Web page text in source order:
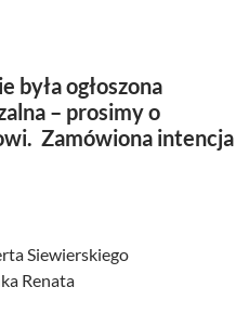
była ogłoszona
– prosimy o
Zamówiona intencja
Siewierskiego
Renata